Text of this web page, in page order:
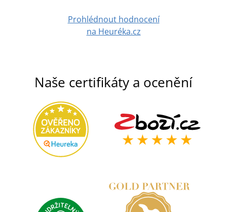
Prohlédnout hodnocení
na Heuréka.cz
Naše certifikáty a ocenění